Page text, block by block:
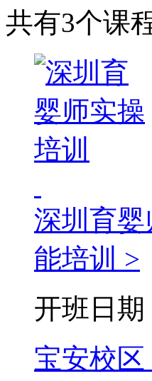
共有3个课
深圳育婴
能培训 >
开班日
宝安校区